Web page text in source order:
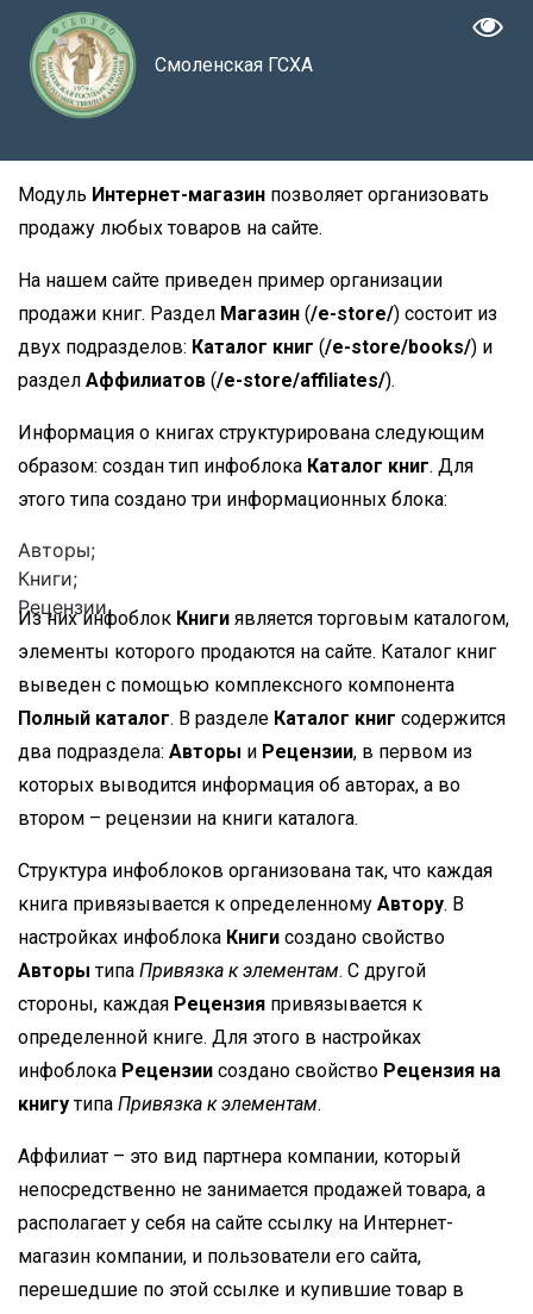
Смоленская ГСХА
Модуль Интернет-магазин позволяет организовать
продажу любых товаров на сайте.
На нашем сайте приведен пример организации
продажи книг. Раздел Магазин (/e-store/) состоит из
двух подразделов: Каталог книг (/e-store/books/) и
раздел Аффилиатов (/e-store/affiliates/).
Информация о книгах структурирована следующим
образом: создан тип инфоблока Каталог книг. Для
этого типа создано три информационных блока:
Авторы;
Книги;
Рецензии.
Из них инфоблок Книги является торговым каталогом,
элементы которого продаются на сайте. Каталог книг
выведен с помощью комплексного компонента
Полный каталог. В разделе Каталог книг содержится
два подраздела: Авторы и Рецензии, в первом из
которых выводится информация об авторах, а во
втором – рецензии на книги каталога.
Структура инфоблоков организована так, что каждая
книга привязывается к определенному Автору. В
настройках инфоблока Книги создано свойство
Авторы типа Привязка к элементам. С другой
стороны, каждая Рецензия привязывается к
определенной книге. Для этого в настройках
инфоблока Рецензии создано свойство Рецензия на
книгутипа Привязка к элементам.
Аффилиат – это вид партнера компании, который
непосредственно не занимается продажей товара, а
располагает у себя на сайте ссылку на Интернет-
магазин компании, и пользователи его сайта,
перешедшие по этой ссылке и купившие товар в